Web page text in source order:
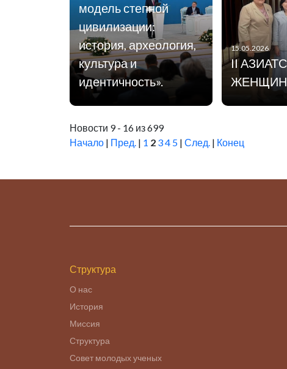
модель степной
цивилизации:
история, археология,
культура и
идентичность».
15.05.2026
II
ЖЕНЩИН
Новости 9 - 16 из 699
Начало | Пред. | 1 2 34 5 | След. | Конец
Структура
О нас
История
Миссия
Структура
Совет молодых ученых